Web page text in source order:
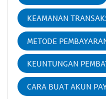
KEAMANAN
METODE
KEUNTUNGAN
CARA BUAT AKUN